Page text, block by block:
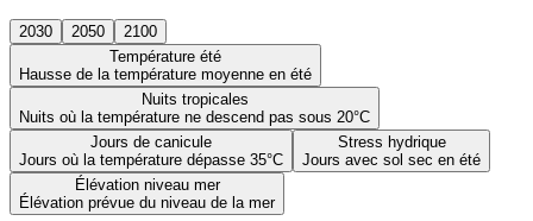
2030 2050
2100
Température été
Hausse de la température moyenne en été
Nuits tropicales
Nuits où la température ne descend pas sous 20°C
Jours de canicule
Jours où la température dépasse 35°C
Stress hydrique
Jours avec sol sec en été
Élévation niveau mer
Élévation prévue du niveau de la mer